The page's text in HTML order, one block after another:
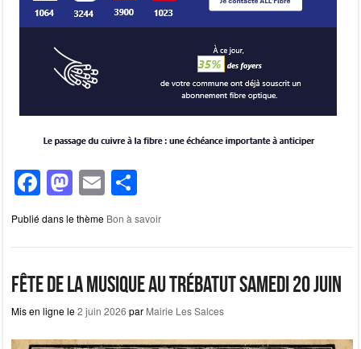
F
a
c
e
b
o
o
M
a
st
o
d
o
n
E
m
ail
ar
ta
g
er
Publié dans le thème Bon à savoir
Fête de la musique au Trébatut samedi 20 juin
Mis en ligne le2 juin 2026 par Mairie Les Salces